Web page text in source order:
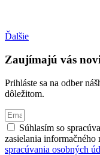
Ďalšie
Zaujímajú vás
Prihláste sa na odber
dôležitom.
Súhlasím so
zasielania informačného
spracúvania osobných